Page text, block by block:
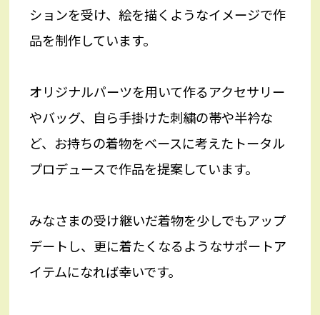
ションを受け、絵を描くようなイメージで作
品を制作しています。
オリジナルパーツを用いて作るアクセサリー
やバッグ、自ら手掛けた刺繍の帯や半衿な
ど、お持ちの着物をベースに考えたトータル
プロデュースで作品を提案しています。
みなさまの受け継いだ着物を少しでもアップ
デートし、更に着たくなるようなサポートア
イテムになれば幸いです。